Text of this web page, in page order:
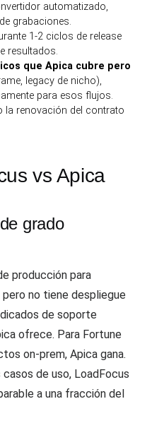
automatizado,
grabaciones.
1-2 ciclos de release
resultados.
que Apica cubre pero
legacy de nicho),
para esos flujos.
la renovación del contrato
vs Apica
grado
producción para
pero no tiene despliegue
de soporte
ofrece. Para Fortune
on-prem, Apica gana.
de uso, LoadFocus
a una fracción del